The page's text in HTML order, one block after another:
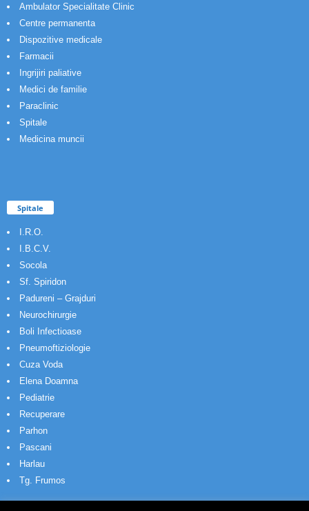
Ambulator Specialitate Clinic
Centre permanenta
Dispozitive medicale
Farmacii
Ingrijiri paliative
Medici de familie
Paraclinic
Spitale
Medicina muncii
Spitale
I.R.O.
I.B.C.V.
Socola
Sf. Spiridon
Padureni – Grajduri
Neurochirurgie
Boli Infectioase
Pneumoftiziologie
Cuza Voda
Elena Doamna
Pediatrie
Recuperare
Parhon
Pascani
Harlau
Tg. Frumos